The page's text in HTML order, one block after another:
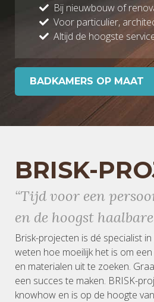
Bij nieuwbouw of
Voor particulier,
Altijd de hoogste
BADKAMERS OP MAAT
BRISK-
“Tijd voor een
en de hoogst
Brisk-projecten is dé specialist in
weten hoe moeilijk het is om
en materialen uit te zoeken.
een succes te maken. BRISK-
knowhow en is op de hoogte